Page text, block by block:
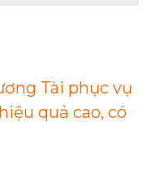
Tài phục vụ
quả cao, có